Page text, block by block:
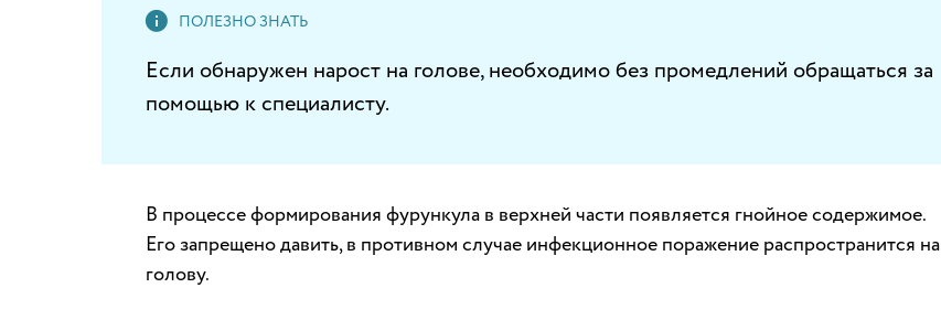
Если обнаружен нарост на голове, необходимо без промедлений обращаться за
помощью к специалисту.
В процессе формирования фурункула в верхней части появляется гнойное содержимое.
Его запрещено давить, в противном случае инфекционное поражение распространится на
голову.